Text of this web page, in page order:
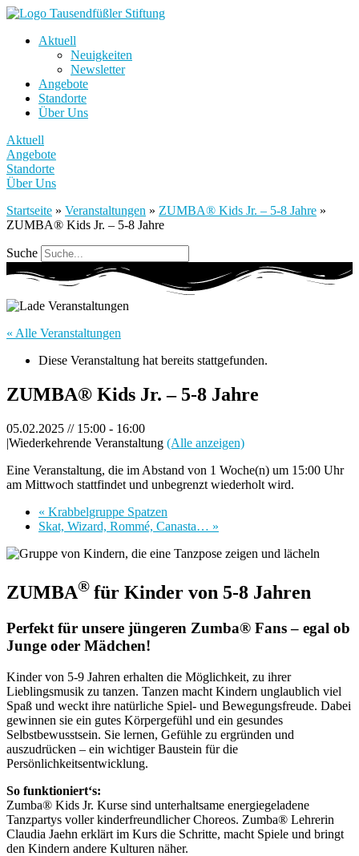
Aktuell
Neuigkeiten
Newsletter
Angebote
Standorte
Über Uns
Aktuell
Angebote
Standorte
Über Uns
Startseite » Veranstaltungen » ZUMBA® Kids Jr. – 5-8 Jahre »
ZUMBA® Kids Jr. – 5-8 Jahre
Suche
« Alle Veranstaltungen
Diese Veranstaltung hat bereits stattgefunden.
ZUMBA® Kids Jr. – 5-8 Jahre
05.02.2025 // 15:00 - 16:00
|Wiederkehrende Veranstaltung (Alle anzeigen)
Eine Veranstaltung, die im Abstand von 1 Woche(n) um 15:00 Uhr
am Mittwoch stattfindet und unbegrenzt wiederholt wird.
« Krabbelgruppe Spatzen
Skat, Wizard, Rommé, Canasta… »
ZUMBA® für Kinder von 5-8 Jahren
Perfekt für unsere jüngeren Zumba® Fans – egal ob
Junge oder Mädchen!
Kinder von 5-9 Jahren erhalten die Möglichkeit, zu ihrer
Lieblingsmusik zu tanzen. Tanzen macht Kindern unglaublich viel
Spaß und weckt ihre natürliche Spiel- und Bewegungsfreude. Dabei
gewinnen sie ein gutes Körpergefühl und ein gesundes
Selbstbewusstsein. Sie lernen, Gefühle zu ergründen und
auszudrücken – ein wichtiger Baustein für die
Persönlichkeitsentwicklung.
So funktioniert‘s:
Zumba® Kids Jr. Kurse sind unterhaltsame energiegeladene
Tanzpartys voller kinderfreundlicher Choreos. Zumba® Lehrerin
Claudia Jaehn erklärt im Kurs die Schritte, macht Spiele und bringt
den Kindern andere Kulturen näher.